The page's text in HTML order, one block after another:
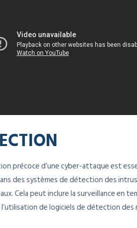
précoce d’une cyber-attaque est
des systèmes de détection des
Cela peut inclure la surveillance en
de logiciels de détection des